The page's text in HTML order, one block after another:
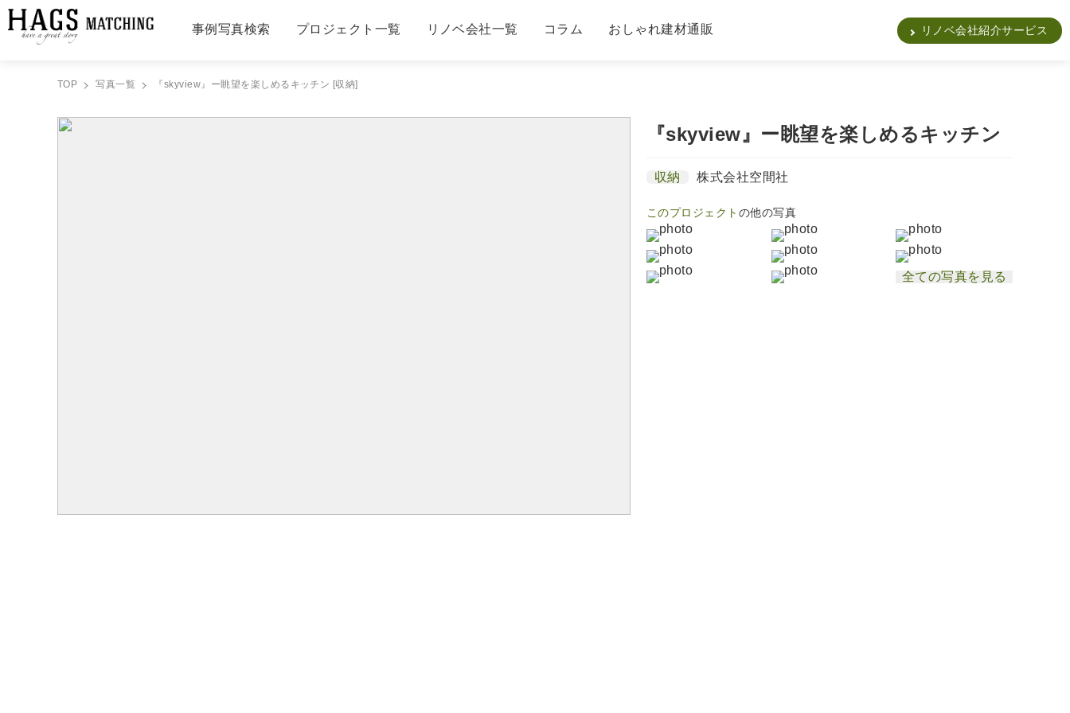
事例写真検索 プロジェクト一覧 リノベ会社一覧 コラム おしゃれ建材通販 リノベ会社紹介サービス
TOP 写真一覧 『skyview』ー眺望を楽しめるキッチン [収納]
『skyview』ー眺望を楽しめるキッチン
収納 株式会社空間社
このプロジェクト の他の写真
全ての写真を見る